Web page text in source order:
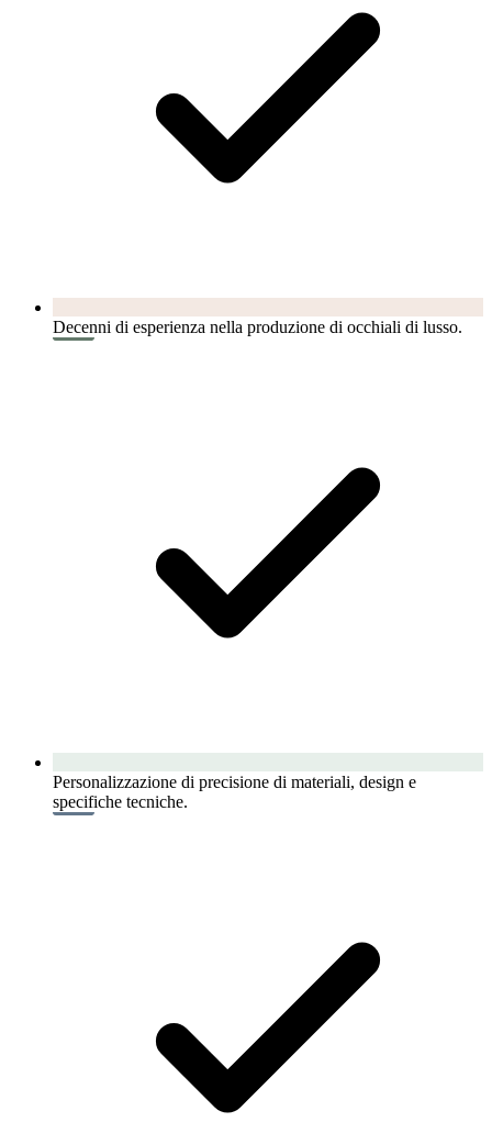
Decenni di esperienza nella produzione di occhiali di lusso.
Personalizzazione di precisione di materiali, design e
specifiche tecniche.